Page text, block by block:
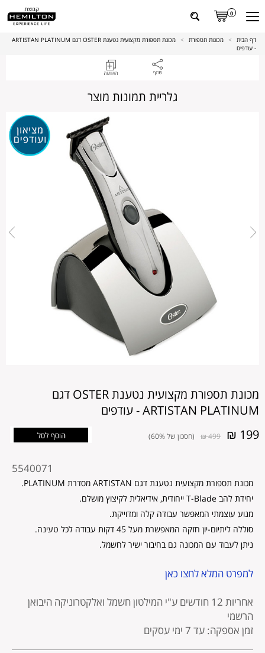
0
דף הבית > מכונות תספורת >
מכונת תספורת מקצועית נטענת OSTER דגם ARTISTAN PLATINUM
- עודפים
מכונת תספורת מקצועית נטענת OSTER דגם
ARTISTAN PLATINUM - עודפים
199 ₪
499 ₪ (חסכון של 60%)
5540071
מוצר
מכונת תספורת מקצועית נטענת דגם ARTISTAN מסדרת PLATINUM.
יחידת להב T-Blade ייחודית, אידיאלית לקיצוץ מושלם.
מנוע עוצמתי המאפשר עבודה קלה ומדוייקת.
סוללה ליתיום-יון חזקה המאפשרת מעל 45 דקות עבודה לכל טעינה.
ניתן לעבוד עם המכונה גם בחיבור ישיר לחשמל.
למפרט המלא לחצו כאן
אחריות 12 חודשים
ע"י המילטון חשמל ואלקטרוניקה היבואן
הרשמי
זמן אספקה: עד 7 ימי עסקים
גלריית תמונות מוצר